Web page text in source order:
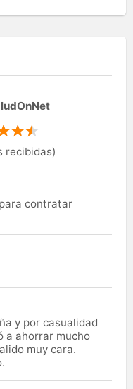
recibidas)
contratar
y por casualidad
a ahorrar mucho
muy cara.